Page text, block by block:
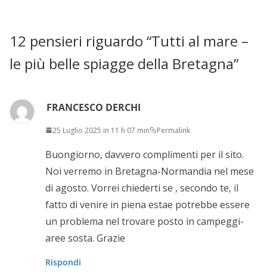
12 pensieri riguardo “Tutti al mare –
le più belle spiagge della Bretagna”
FRANCESCO DERCHI
25 Luglio 2025 in 11 h 07 min Permalink
Buongiorno, davvero complimenti per il sito.
Noi verremo in Bretagna-Normandia nel mese
di agosto. Vorrei chiederti se , secondo te, il
fatto di venire in piena estae potrebbe essere
un problema nel trovare posto in campeggi-
aree sosta. Grazie
Rispondi